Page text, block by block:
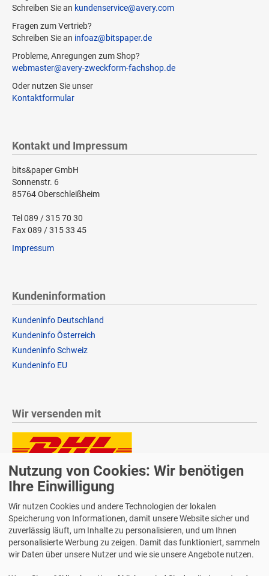
Schreiben Sie an kundenservice@avery.com
Fragen zum Vertrieb?
Schreiben Sie an infoaz@bitspaper.de
Probleme, Anregungen zum Shop?
webmaster@avery-zweckform-fachshop.de
Oder nutzen Sie unser
Kontaktformular
Kontakt und Impressum
bits&paper GmbH
Sonnenstr. 6
85764 Oberschleißheim
Tel 089 / 315 70 30
Fax 089 / 315 33 45
Impressum
Kundeninformation
Kundeninfo Deutschland
Kundeninfo Österreich
Kundeninfo Schweiz
Kundeninfo EU
Wir versenden mit
Lieferung auch an Packstationen und Postfilialen
Samstagszustellung
Bequeme Zahlung über Paypal
Nutzung von Cookies: Wir benötigen
Ihre Einwilligung
Wir nutzen Cookies und andere Technologien der lokalen
Speicherung von Informationen, damit unsere Website sicher und
zuverlässig läuft, um Inhalte zu personalisieren, und um Ihnen
personalisierte Werbung zu zeigen. Damit das funktioniert, sammeln
wir Daten über unsere Nutzer und wie sie unsere Angebote nutzen.